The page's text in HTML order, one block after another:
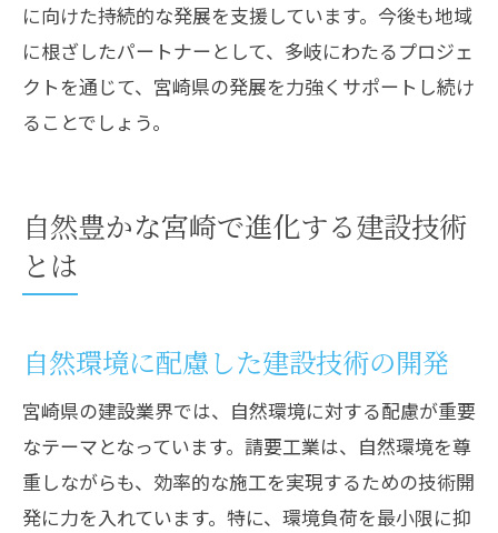
に向けた持続的な発展を支援しています。今後も地域
に根ざしたパートナーとして、多岐にわたるプロジェ
クトを通じて、宮崎県の発展を力強くサポートし続け
ることでしょう。
自然豊かな宮崎で進化する建設技術
とは
自然環境に配慮した建設技術の開発
宮崎県の建設業界では、自然環境に対する配慮が重要
なテーマとなっています。請要工業は、自然環境を尊
重しながらも、効率的な施工を実現するための技術開
発に力を入れています。特に、環境負荷を最小限に抑